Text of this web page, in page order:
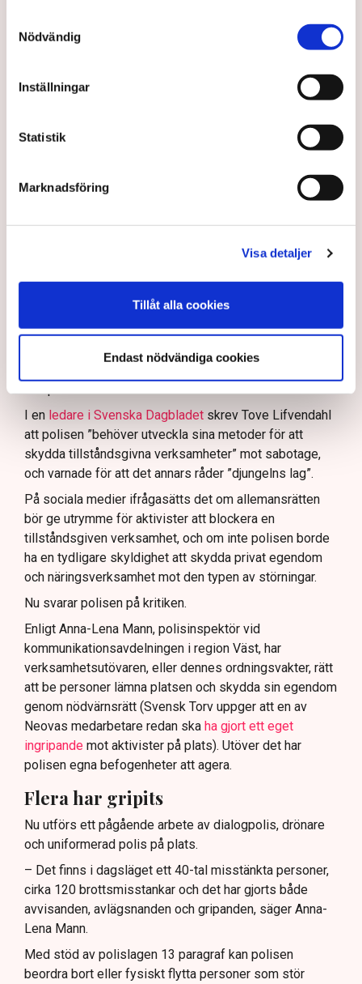
Nödvändig
Inställningar
Statistik
Marknadsföring
Visa detaljer
Tillåt alla cookies
Endast nödvändiga cookies
Torvtäkten i Grimsås har stoppats av aktivister
Polisen kritiseras för bristande agerande vid
Polisinspektör Anna-Lena Mann förklarar polisens
Polisen använder drönare och uniformerad polis
för att dokumentera bevis.
Samtidigt är polisarbetet komplext när det gäller
Polisen, som befinner sig på plats, kritiseras för att inte
agera tillräckligt då aktionerna kan fortgå för öppen ridå.
Rickard Axdorff på Svensk Torv, anser att polisens
för att skydda verksamheten
I en ledare i Svenska Dagbladet skrev Tove Lifvendahl
att polisen ”behöver utveckla sina metoder för att
skydda tillståndsgivna verksamheter” mot sabotage,
och varnade för att det annars råder ”djungelns lag”.
På sociala medier ifrågasätts det om allemansrätten
bör ge utrymme för aktivister att blockera en
tillståndsgiven verksamhet, och om inte polisen borde
ha en tydligare skyldighet att skydda privat egendom
och näringsverksamhet mot den typen av störningar.
Nu svarar polisen på kritiken.
Enligt Anna-Lena Mann, polisinspektör vid
kommunikationsavdelningen i region Väst, har
verksamhetsutövaren, eller dennes ordningsvakter, rätt
att be personer lämna platsen och skydda sin egendom
genom nödvärnsrätt (Svensk Torv uppger att en av
Neovas medarbetare redan ska ha gjort ett eget
ingripande mot aktivister på plats). Utöver det har
polisen egna befogenheter att agera.
Flera har gripits
Nu utförs ett pågående arbete av dialogpolis, drönare
och uniformerad polis på plats.
– Det finns i dagsläget ett 40-tal misstänkta personer,
cirka 120 brottsmisstankar och det har gjorts både
avvisanden, avlägsnanden och gripanden, säger Anna-
Lena Mann.
Med stöd av polislagen 13 paragraf kan polisen
beordra bort eller fysiskt flytta personer som stör